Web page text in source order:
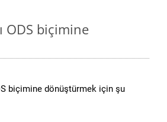
ODS biçimine
biçimine dönüştürmek için şu